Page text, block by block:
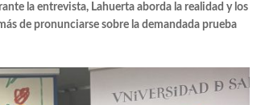
la entrevista, Lahuerta aborda la realidad y los
de pronunciarse sobre la demandada prueba